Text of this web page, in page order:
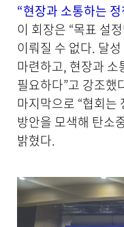
“현장과 소통하는
이 회장은 “목표 설
이뤄질 수 없다. 달
마련하고, 현장과 소
필요하다”고 강조했
마지막으로 “협회는
방안을 모색해 탄소
밝혔다.